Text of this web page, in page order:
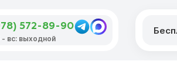
572-89-90
- вс: выходной